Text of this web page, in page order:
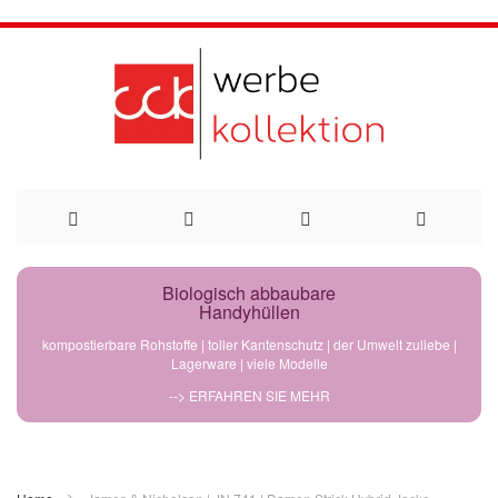
Direkt
Biologisch abbaubare
Handyhüllen
kompostierbare Rohstoffe | toller Kantenschutz | der Umwelt zuliebe |
Lagerware | viele Modelle
--> ERFAHREN SIE MEHR